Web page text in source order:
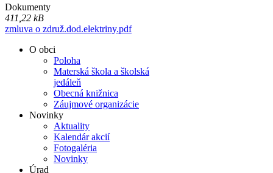
Dokumenty
411,22 kB
zmluva o združ.dod.elektriny.pdf
O obci
Poloha
Materská škola a školská
jedáleň
Obecná knižnica
Záujmové organizácie
Novinky
Aktuality
Kalendár akcií
Fotogaléria
Novinky
Úrad